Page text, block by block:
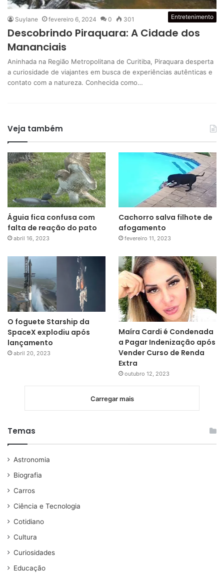
Entretenimento
Suylane fevereiro 6, 2024 0 301
Descobrindo Piraquara: A Cidade dos
Mananciais
Aninhada na Região Metropolitana de Curitiba, Piraquara desperta
a curiosidade de viajantes em busca de experiências autênticas e
contato com a natureza. Conhecida como…
Veja também
Águia fica confusa com
falta de reação do pato
abril 16, 2023
Cachorro salva filhote de
afogamento
fevereiro 11, 2023
O foguete Starship da
SpaceX explodiu após
lançamento
abril 20, 2023
Maíra Cardi é Condenada
a Pagar Indenização após
Vender Curso de Renda
Extra
outubro 12, 2023
Carregar mais
Temas
Astronomia
Biografia
Carros
Ciência e Tecnologia
Cotidiano
Cultura
Curiosidades
Educação